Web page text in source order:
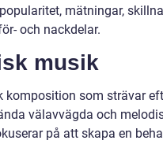
mätningar,
och nackdelar.
musik
komposition som strävar
välavvägda och
på att skapa en